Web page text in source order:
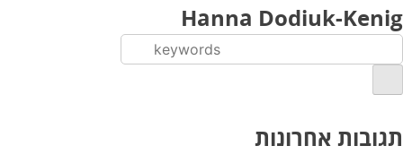
Hanna Dodiuk-Kenig
תגובות אחרונות